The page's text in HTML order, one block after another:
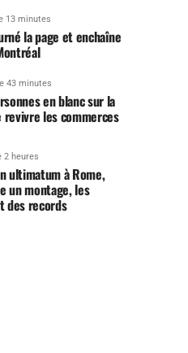
13 minutes
la page et enchaîne
43 minutes
en blanc sur la
les commerces
2 heures
ultimatum à Rome,
un montage, les
des records